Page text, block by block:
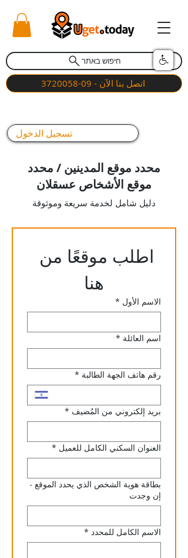
חיפוש באתר
اتصل بنا الآن - 09-3720058
تسجيل الدخول
محدد موقع المدينين / محدد
موقع الأشخاص عسقلان
دليل شامل لخدمة سريعة وموثوقة
هنا
الاسم الأول *
اسم العائلة *
رقم هاتف الجهة الطالبة *
بريد إلكتروني من المُضيف *
العنوان السكني الكامل للعميل *
بطاقة هوية الشخص الذي يحدد الموقع -
إن وجدت
الاسم الكامل للمحدد *